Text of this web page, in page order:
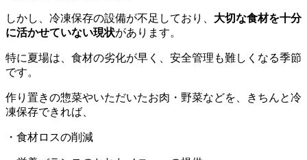
しかし、冷凍保存の設備が不足しており、 大切な食材を十分
に活かせていない現状があります。
特に夏場は、食材の劣化が早く、安全管理も難しくなる季節
です。
作り置きの惣菜やいただいたお肉・野菜などを、きちんと冷
凍保存できれば、
・食材ロスの削減